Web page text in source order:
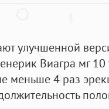
улучшенной
Виагра мг
меньше 4 раз